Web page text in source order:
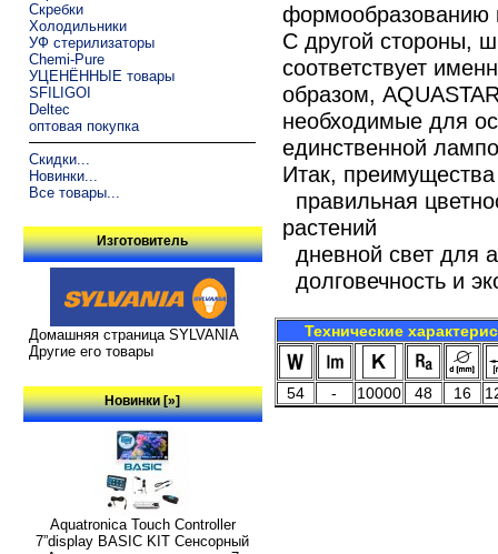
Скребки
Холодильники
УФ стерилизаторы
Chemi-Pure
УЦЕНЁННЫЕ товары
SFILIGOI
Deltec
оптовая покупка
Скидки...
Новинки...
Все товары...
Изготовитель
Домашняя страница SYLVANIA
Другие его товары
Новинки [»]
Aquatronica Touch Controller
7”display BASIC KIT Сенсорный
формообразованию
С другой стороны,
соответствует
образом,
необходимые для
единственной
Итак,
правильная
растений
дневной свет для
долговечность и
Технические
54 - 10000 48 16